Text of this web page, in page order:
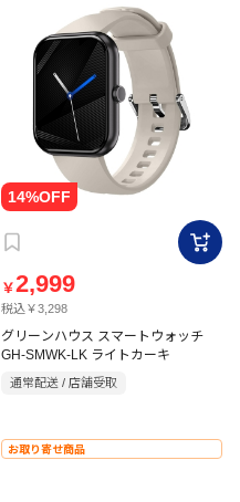
￥2,999
税込￥3,298
グリーンハウス スマートウォッチ
GH-SMWK-LK ライトカーキ
通常配送 / 店舗受取
お取り寄せ商品